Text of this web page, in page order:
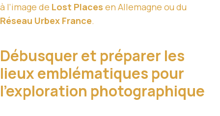
à l’image de Lost Places en Allemagne ou du
Réseau Urbex France.
Débusquer et préparer les
lieux emblématiques pour
l’exploration photographique